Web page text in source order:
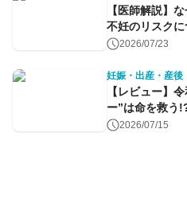
【医師解説】
不妊のリスクに
2026/07/23
妊娠・出産・産後
【レビュー】
ー”は命を救う
第1話2026/07/15